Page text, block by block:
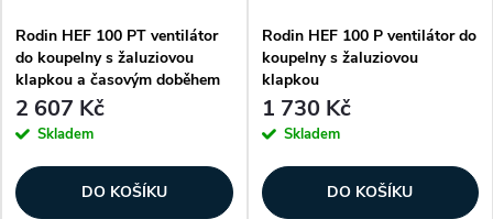
í
p
r
o
s
p
r
Rodin HEF 100 PT ventilátor
do koupelny s žaluziovou
klapkou a časovým doběhem
2 607 Kč
Skladem
DO KOŠÍKU
Rodin HEF 100 P ventilátor do
koupelny s žaluziovou
klapkou
1 730 Kč
Skladem
DO KOŠÍKU